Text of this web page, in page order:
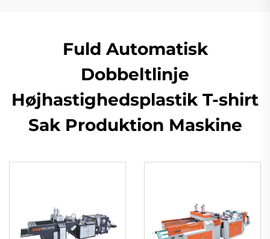
Fuld Automatisk
Dobbeltlinje
Højhastighedsplastik T-shirt
Sak Produktion Maskine